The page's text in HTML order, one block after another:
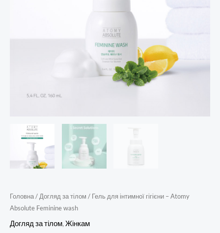
Головна/ Догляд за тілом / Гель для інтимної гігієни – Atomy
Absolute Feminine wash
Догляд за тілом,Жінкам